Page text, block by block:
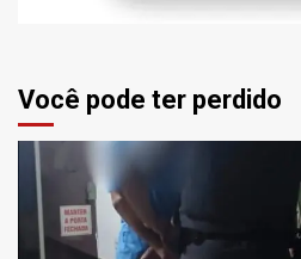
Você pode ter perdido